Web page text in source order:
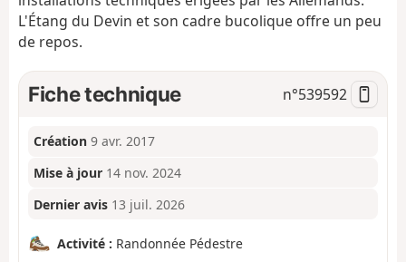
L'Étang du Devin et son cadre bucolique offre un peu
de repos.
Fiche technique n°539592
Création 9 avr. 2017
Mise à jour 14 nov. 2024
Dernier avis 13 juil. 2026
Activité : Randonnée Pédestre